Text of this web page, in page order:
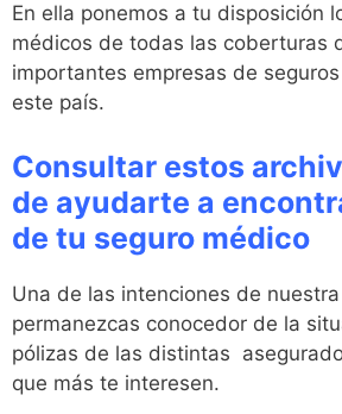
En ella ponemos a tu disposición
médicos de todas las coberturas
importantes empresas de
este país.
Consultar estos
de ayudarte a
de tu seguro médico
Una de las intenciones de
permanezcas conocedor de la
pólizas de las distintas
que más te interesen.